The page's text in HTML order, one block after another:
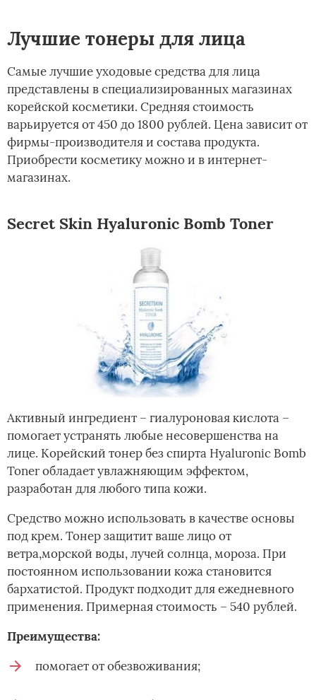
Лучшие тонеры для лица
Самые лучшие уходовые средства для лица
представлены в специализированных магазинах
корейской косметики. Средняя стоимость
варьируется от 450 до 1800 рублей. Цена зависит от
фирмы-производителя и состава продукта.
Приобрести косметику можно и в интернет-
магазинах.
Secret Skin Hyaluronic Bomb Toner
Активный ингредиент – гиалуроновая кислота –
помогает устранять любые несовершенства на
лице. Корейский тонер без спирта Hyaluronic Bomb
Toner обладает увлажняющим эффектом,
разработан для любого типа кожи.
Средство можно использовать в качестве основы
под крем. Тонер защитит ваше лицо от
ветра,морской воды, лучей солнца, мороза. При
постоянном использовании кожа становится
бархатистой. Продукт подходит для ежедневного
применения. Примерная стоимость – 540 рублей.
Преимущества:
помогает от обезвоживания;